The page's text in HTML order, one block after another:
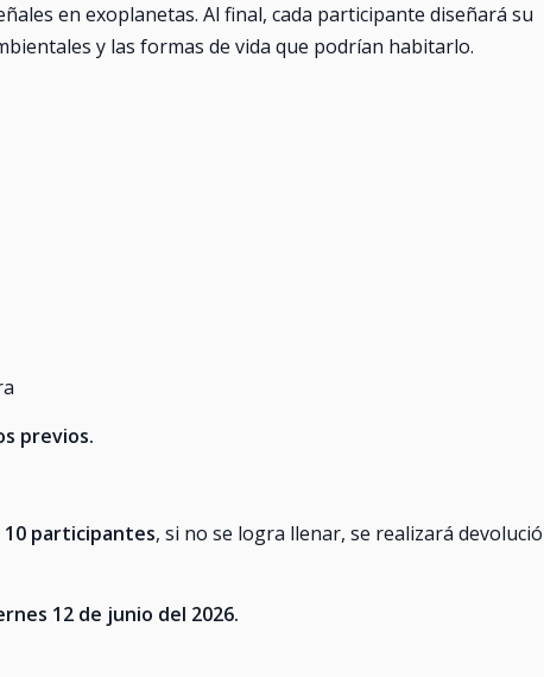
en exoplanetas. Al final, cada participante diseñará su
y las formas de vida que podrían habitarlo.
previos.
10 participantes, si no se logra llenar, se realizará
12 de junio del 2026.